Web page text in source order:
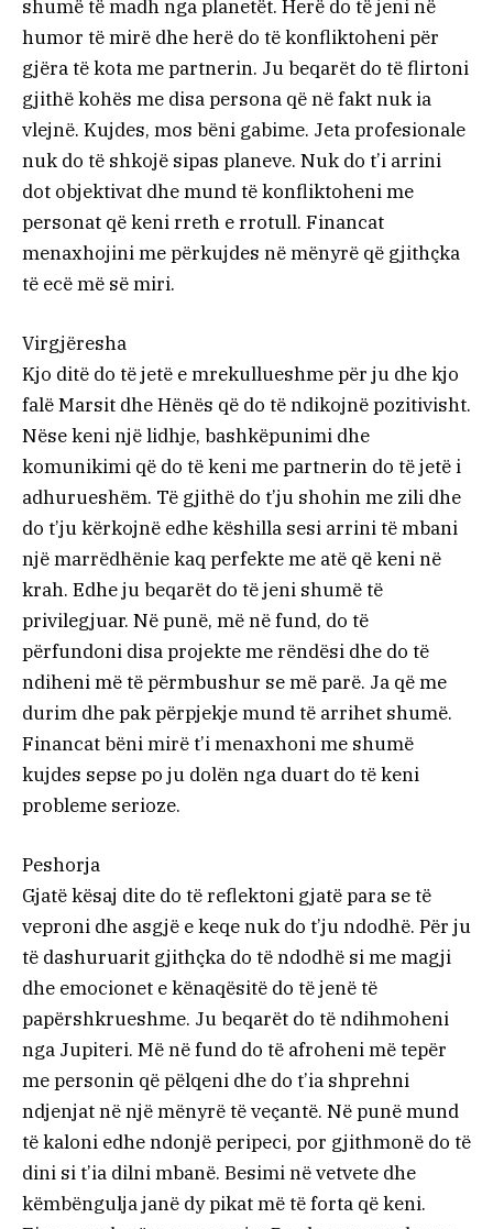
shumë të madh nga planetët. Herë do të jeni në
humor të mirë dhe herë do të konfliktoheni për
gjëra të kota me partnerin. Ju beqarët do të flirtoni
gjithë kohës me disa persona që në fakt nuk ia
vlejnë. Kujdes, mos bëni gabime. Jeta profesionale
nuk do të shkojë sipas planeve. Nuk do t’i arrini
dot objektivat dhe mund të konfliktoheni me
personat që keni rreth e rrotull. Financat
menaxhojini me përkujdes në mënyrë që gjithçka
të ecë më së miri.
Virgjëresha
Kjo ditë do të jetë e mrekullueshme për ju dhe kjo
falë Marsit dhe Hënës që do të ndikojnë pozitivisht.
Nëse keni një lidhje, bashkëpunimi dhe
komunikimi që do të keni me partnerin do të jetë i
adhurueshëm. Të gjithë do t’ju shohin me zili dhe
do t’ju kërkojnë edhe këshilla sesi arrini të mbani
një marrëdhënie kaq perfekte me atë që keni në
krah. Edhe ju beqarët do të jeni shumë të
privilegjuar. Në punë, më në fund, do të
përfundoni disa projekte me rëndësi dhe do të
ndiheni më të përmbushur se më parë. Ja që me
durim dhe pak përpjekje mund të arrihet shumë.
Financat bëni mirë t’i menaxhoni me shumë
kujdes sepse po ju dolën nga duart do të keni
probleme serioze.
Peshorja
Gjatë kësaj dite do të reflektoni gjatë para se të
veproni dhe asgjë e keqe nuk do t’ju ndodhë. Për ju
të dashuruarit gjithçka do të ndodhë si me magji
dhe emocionet e kënaqësitë do të jenë të
papërshkrueshme. Ju beqarët do të ndihmoheni
nga Jupiteri. Më në fund do të afroheni më tepër
me personin që pëlqeni dhe do t’ia shprehni
ndjenjat në një mënyrë të veçantë. Në punë mund
të kaloni edhe ndonjë peripeci, por gjithmonë do të
dini si t’ia dilni mbanë. Besimi në vetvete dhe
këmbëngulja janë dy pikat më të forta që keni.